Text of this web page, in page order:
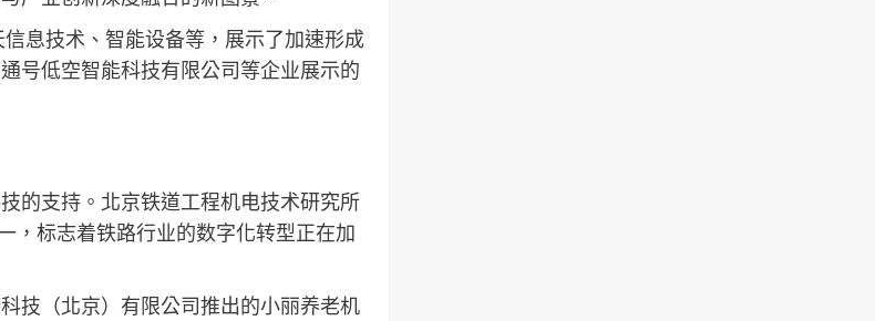
息技术、智能设备等，展示了加速形成
号低空智能科技有限公司等企业展示的
的支持。北京铁道工程机电技术研究所
，标志着铁路行业的数字化转型正在加
技（北京）有限公司推出的小丽养老机